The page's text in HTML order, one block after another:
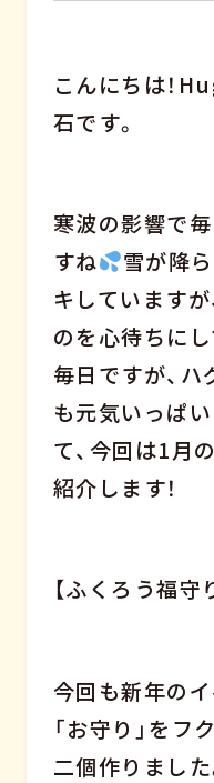
こんにちは！
石です。
寒波の影響で
すね
雪が降
キしています
のを心待ちに
毎日ですが、
も元気いっぱ
て、今回は1月
紹介します！
【ふくろう福守
今回も新年の
「お守り」をフ
二個作りまし